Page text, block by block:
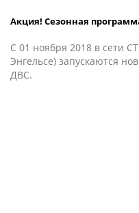
Акция! Сезонная
С 01 ноября 2018 в сети
Энгельсе) запускаются
ДВС.